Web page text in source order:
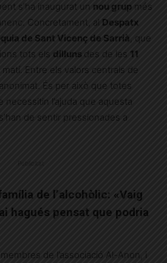
s’ha inaugurat un nou grup més
Concretament, al
Despatx
de Sant Vicenç de Sarrià , que
tots els dilluns des de les 11
Entre els valors centrals de
És per això que totes
l’ajuda que aquesta
de sentir pressionades a
de l’alcohòlic: «Vaig
hagués pensat que podria
de l’associació Al-Anon, i